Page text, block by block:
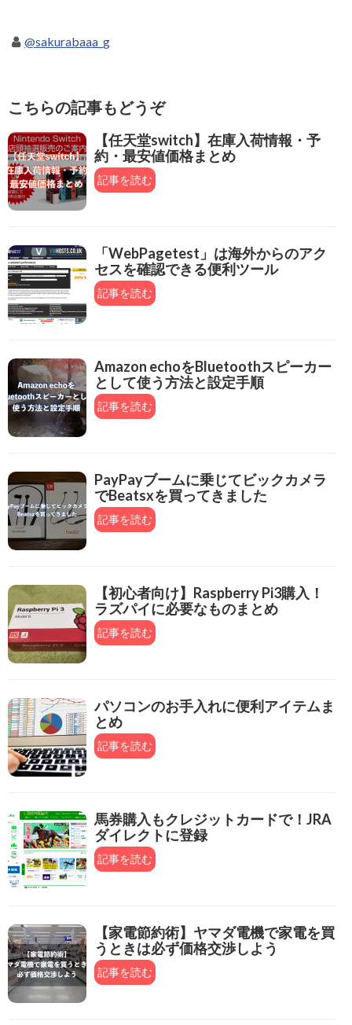
@sakurabaaa_g
こちらの記事もどうぞ
【任天堂switch】在庫入荷情報・予
約・最安値価格まとめ
記事を読む
「WebPagetest」は海外からのアク
セスを確認できる便利ツール
記事を読む
Amazon echoをBluetoothスピーカー
として使う方法と設定手順
記事を読む
PayPayブームに乗じてビックカメラ
でBeatsxを買ってきました
記事を読む
【初心者向け】Raspberry Pi3購入！
ラズパイに必要なものまとめ
記事を読む
パソコンのお手入れに便利アイテムま
とめ
記事を読む
馬券購入もクレジットカードで！JRA
ダイレクトに登録
記事を読む
【家電節約術】ヤマダ電機で家電を買
うときは必ず価格交渉しよう
記事を読む